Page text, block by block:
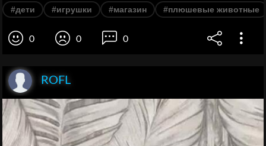
#дети #игрушки #магазин #плюшевые животные
0 0 0
ROFL